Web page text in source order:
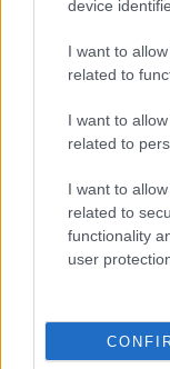
device
I want to
related to
I want to
related to
I want to
related to
functionality
user
Myhl
back
byter
2
d
–